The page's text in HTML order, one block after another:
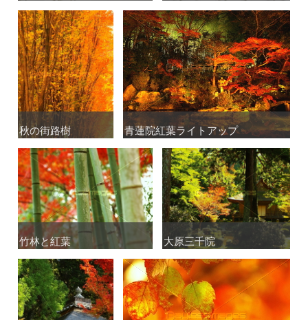
秋の街路樹
秋の街路樹 青蓮院紅葉ライトアップ
青蓮院紅葉ライトアップ
竹林と紅葉
竹林と紅葉 大原三千院
大原三千院